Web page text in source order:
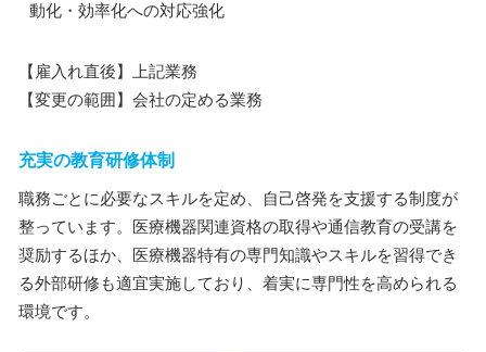
動化・効率化への対応強化
【雇入れ直後】上記業務
【変更の範囲】会社の定める業務
充実の教育研修体制
職務ごとに必要なスキルを定め、自己啓発を支援する制度が
整っています。医療機器関連資格の取得や通信教育の受講を
奨励するほか、医療機器特有の専門知識やスキルを習得でき
る外部研修も適宜実施しており、着実に専門性を高められる
環境です。